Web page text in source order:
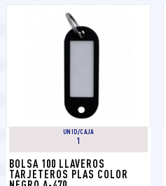
UNID/CAJA
1
BOLSA 100 LLAVEROS
TARJETEROS PLAS COLOR